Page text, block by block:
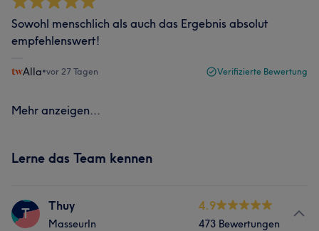
Sowohl menschlich als auch das Ergebnis absolut
empfehlenswert!
Alla•vor 27 Tagen Verifizierte Bewertung
Mehr anzeigen...
Lerne das Team kennen
T Thuy
MasseurIn
4.9
473 Bewertungen